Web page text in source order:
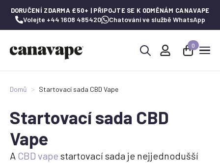
DORUČENÍ ZDARMA £50+ | PŘIPOJTE SE K ODMĚNÁM CANAVAPE
Volejte +44 1608 485420 Chatování ve službě WhatsApp
0
Domů Startovací sada CBD Vape
Startovací sada CBD
Vape
A CBD vape startovací sada je nejjednodušší